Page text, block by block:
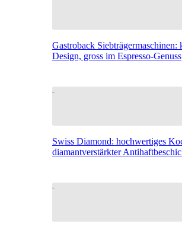
Gastroback Siebträgermaschinen:
Design, gross im Espresso-Genuss
Swiss Diamond: hochwertiges
diamantverstärkter